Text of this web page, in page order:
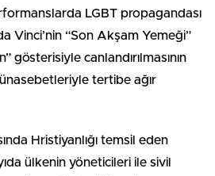
LGBT propagandası
Vinci’nin “Son Akşam Yemeği”
gösterisiyle canlandırılmasının
tertibe ağır
Hristiyanlığı temsil eden
ülkenin yöneticileri ile sivil